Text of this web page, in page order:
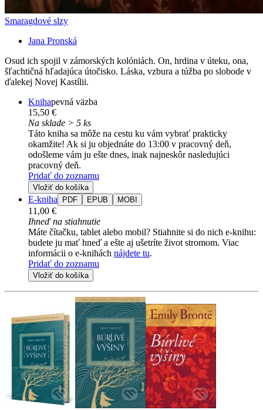
Smaragdové slzy
Jana Pronská
Osud ich spojil v zámorských kolóniách. On, hrdina v úteku, ona,
šľachtičná hľadajúca útočisko. Láska, vzbura a túžba po slobode v
ďalekej Novej Kastílii.
Knihapevná väzba
15,50 €
Na sklade > 5 ks
Táto kniha sa môže na cestu ku vám vybrať prakticky
okamžite! Ak si ju objednáte do 13:00 v pracovný deň,
odošleme vám ju ešte dnes, inak najneskôr nasledujúci
pracovný deň.
Pridať do zoznamu
Vložiť do košíka
E-kniha PDF EPUB MOBI
11,00 €
Ihneď na stiahnutie
Máte čítačku, tablet alebo mobil? Stiahnite si do nich e-knihu:
budete ju mať hneď a ešte aj ušetríte život stromom. Viac
informácii o e-knihách nájdete tu.
Pridať do zoznamu
Vložiť do košíka